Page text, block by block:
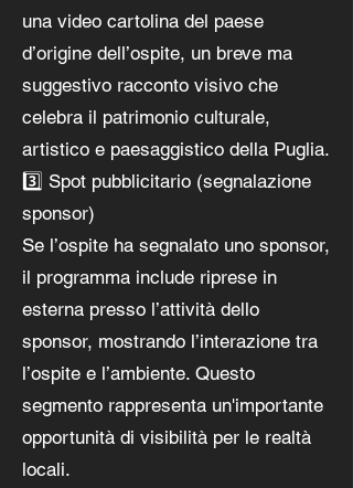
una video cartolina del paese
d’origine dell’ospite, un breve ma
suggestivo racconto visivo che
celebra il patrimonio culturale,
artistico e paesaggistico della Puglia.
3️⃣ Spot pubblicitario (segnalazione
sponsor)
Se l’ospite ha segnalato uno sponsor,
il programma include riprese in
esterna presso l’attività dello
sponsor, mostrando l’interazione tra
l’ospite e l’ambiente. Questo
segmento rappresenta un'importante
opportunità di visibilità per le realtà
locali.